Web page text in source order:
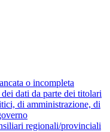
o incompleta
dati da parte dei titolari
di amministrazione, di
regionali/provinciali